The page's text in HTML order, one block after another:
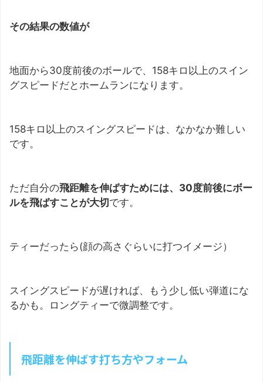
その結果の数値が
地面から30度前後のボールで、158キロ以上のスイン
グスピードだとホームランになります。
158キロ以上のスイングスピードは、なかなか難しい
です。
ただ自分の飛距離を伸ばすためには、30度前後にボー
ルを飛ばすことが大切 です。
ティーだったら(顔の高さぐらいに打つイメージ）
スイングスピードが遅ければ、もう少し低い弾道にな
るかも。ロングティーで微調整です。
飛距離を伸ばす打ち方やフォーム